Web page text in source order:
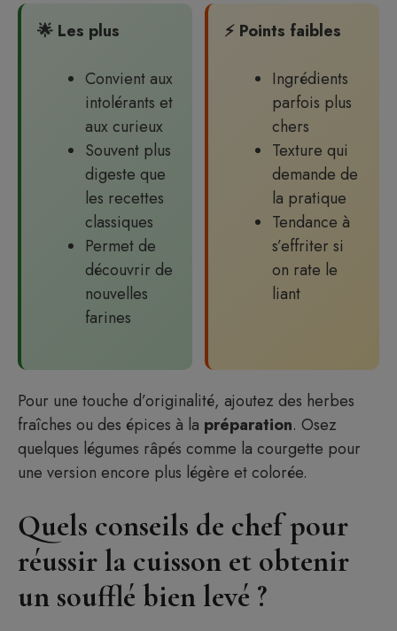
🌟 Les plus
Convient aux
intolérants et
aux curieux
Souvent plus
digeste que
les recettes
classiques
Permet de
découvrir de
nouvelles
farines
⚡ Points faibles
Ingrédients
parfois plus
chers
Texture qui
demande de
la pratique
Tendance à
s’effriter si
on rate le
liant
Pour une touche d’originalité, ajoutez des herbes
fraîches ou des épices à la préparation. Osez
quelques légumes râpés comme la courgette pour
une version encore plus légère et colorée.
Quels conseils de chef pour
réussir la cuisson et obtenir
un soufflé bien levé ?